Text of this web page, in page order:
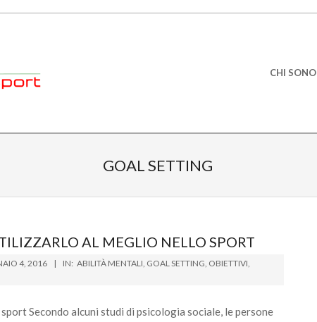
CHI SONO
GOAL SETTING
AL MEGLIO NELLO SPORT
4, 2016 IN: ABILITÀ MENTALI, GOAL SETTING, OBIETTIVI,
Secondo alcuni studi di psicologia sociale, le persone